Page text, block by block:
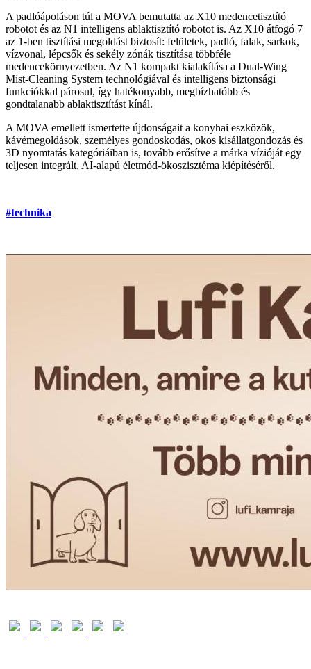
A padlóápoláson túl a MOVA bemutatta az X10 medencetisztító
robotot és az N1 intelligens ablaktisztító robotot is. Az X10 átfogó 7
az 1-ben tisztítási megoldást biztosít: felületek, padló, falak, sarkok,
vízvonal, lépcsők és sekély zónák tisztítása többféle
medencekörnyezetben. Az N1 kompakt kialakítása a Dual-Wing
Mist-Cleaning System technológiával és intelligens biztonsági
funkciókkal párosul, így hatékonyabb, megbízhatóbb és
gondtalanabb ablaktisztítást kínál.
A MOVA emellett ismertette újdonságait a konyhai eszközök,
kávémegoldások, személyes gondoskodás, okos kisállatgondozás és
3D nyomtatás kategóriáiban is, tovább erősítve a márka vízióját egy
teljesen integrált, AI-alapú életmód-ökoszisztéma kiépítéséről.
#technika